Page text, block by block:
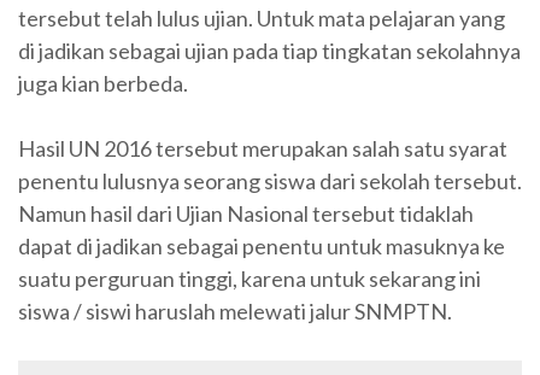
tersebut telah lulus ujian. Untuk mata pelajaran yang
di jadikan sebagai ujian pada tiap tingkatan sekolahnya
juga kian berbeda.
Hasil UN 2016 tersebut merupakan salah satu syarat
penentu lulusnya seorang siswa dari sekolah tersebut.
Namun hasil dari Ujian Nasional tersebut tidaklah
dapat di jadikan sebagai penentu untuk masuknya ke
suatu perguruan tinggi, karena untuk sekarang ini
siswa / siswi haruslah melewati jalur SNMPTN.